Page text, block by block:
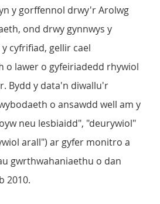
y gorffennol drwy'r Arolwg
ond drwy gynnwys y
cyfrifiad, gellir cael
o lawer o gyfeiriadedd rhywiol
Bydd y data'n diwallu'r
o ansawdd well am y
neu lesbiaidd", "deurywiol"
arall") ar gyfer monitro a
gwrthwahaniaethu o dan
2010.